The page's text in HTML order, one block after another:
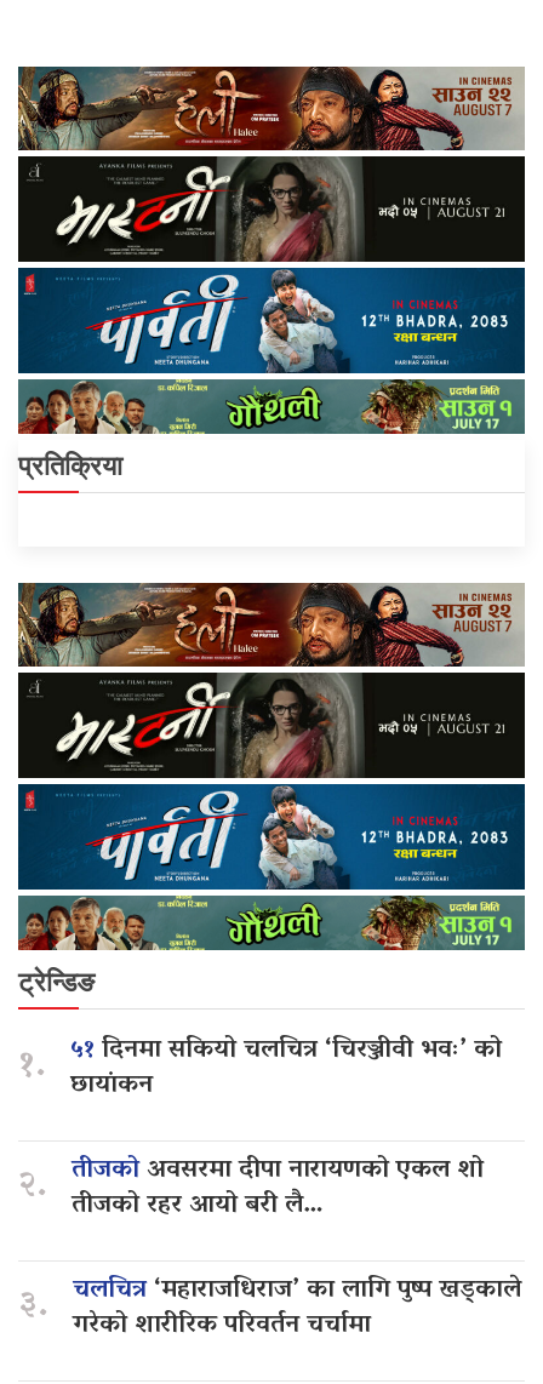
प्रतिक्रिया
ट्रेन्डिङ
१. ५१दिनमा सकियो चलचित्र ‘चिरञ्जीवी भवः’ को
छायांकन
२. तीजकोअवसरमा दीपा नारायणको एकल शो
तीजको रहर आयो बरी लै…
३. चलचित्र‘महाराजधिराज’ का लागि पुष्प खड्काले
गरेको शारीरिक परिवर्तन चर्चामा